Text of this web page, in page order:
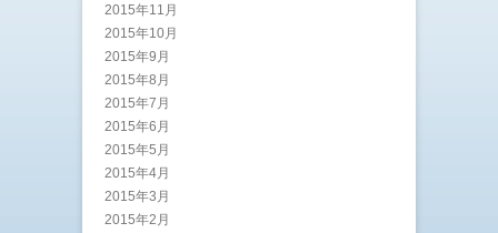
2015年11月
2015年10月
2015年9月
2015年8月
2015年7月
2015年6月
2015年5月
2015年4月
2015年3月
2015年2月